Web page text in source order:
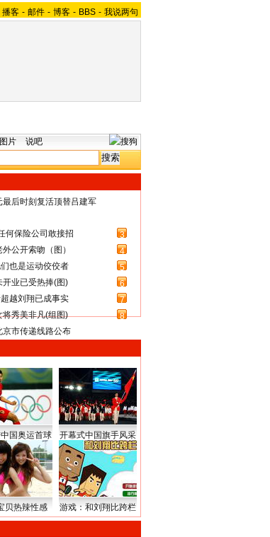
播客 - 邮件 - 博客 - BBS - 我说两句
图片 说吧
后时刻复活顶替吕建军
何保险公司敢接招
3
公开索吻（图）
4
也是运动佼佼者
5
开业已受热捧(图)
6
越刘翔已成事实
7
将秀美非凡(组图)
8
市传递线路公布
国奥运首球 开幕式中国旗手风采
贝热辣性感 游戏：和刘翔比跨栏